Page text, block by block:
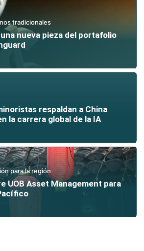
tradicionales
nueva pieza del portafolio
respaldan a China
la carrera global de la IA
para la región
UOB Asset Management para